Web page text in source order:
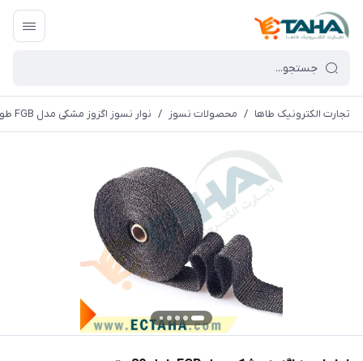
تجارت الکترونیک طاها / محصولات نسوز / نوار نسوز اگزوز مشکی مدل FGB طول 30 متری